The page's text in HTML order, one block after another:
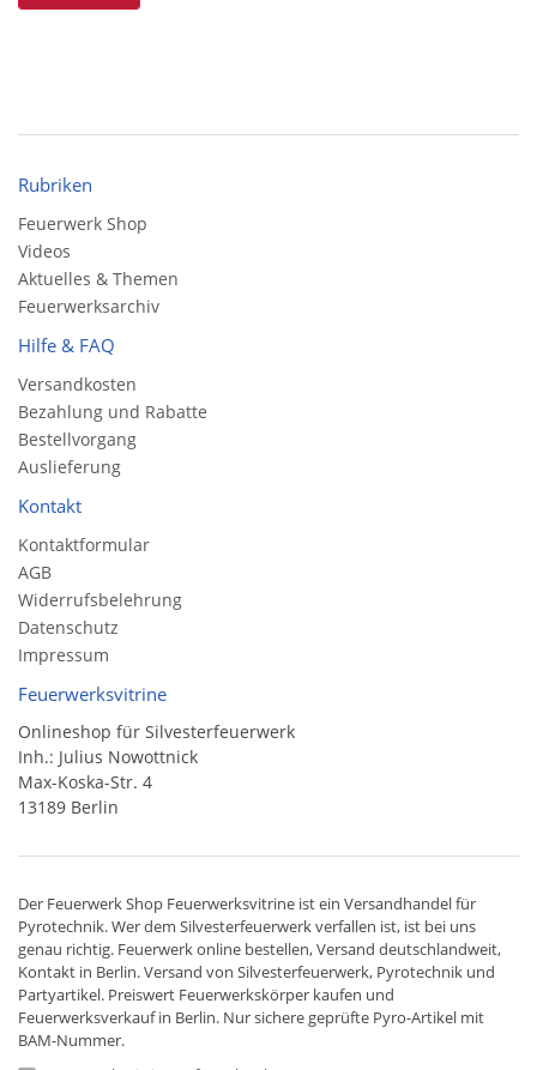
Rubriken
Feuerwerk Shop
Videos
Aktuelles & Themen
Feuerwerksarchiv
Hilfe & FAQ
Versandkosten
Bezahlung und Rabatte
Bestellvorgang
Auslieferung
Kontakt
Kontaktformular
AGB
Widerrufsbelehrung
Datenschutz
Impressum
Feuerwerksvitrine
Onlineshop für Silvesterfeuerwerk
Inh.: Julius Nowottnick
Max-Koska-Str. 4
13189 Berlin
Der Feuerwerk Shop Feuerwerksvitrine ist ein Versandhandelfür
Pyrotechnik. Wer dem Silvesterfeuerwerk verfallen ist, ist bei uns
genau richtig. Feuerwerk online bestellen,Versand deutschlandweit,
Kontakt in Berlin. Versand von Silvesterfeuerwerk, Pyrotechnik und
Partyartikel. Preiswert Feuerwerkskörper kaufen und
Feuerwerksverkauf in Berlin. Nur sichere geprüfte Pyro-Artikel mit
BAM-Nummer.